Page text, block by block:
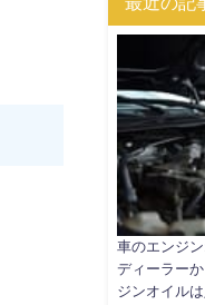
車のエンジ
ディーラー
ジンオイル